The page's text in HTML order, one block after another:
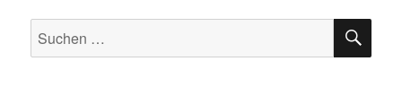
Suchen
nach: